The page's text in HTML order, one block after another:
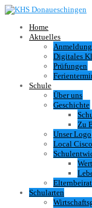
Home
Aktuelles
Anmeldung
Digitales
Prüfungen
Schule
Über uns
Geschichte
Zu
Unser Logo
Local
Elternbeirat
Schularten